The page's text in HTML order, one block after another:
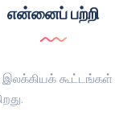
என்னைப் பற்றி
இலக்கியக்